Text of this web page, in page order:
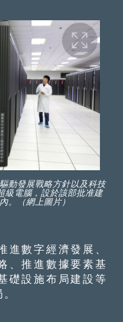
動發展戰略方針以及科技
級電腦，設於該部批准建
。（網上圖片）
數字經濟發展、
、推進數據要素基
礎設施布局建設等